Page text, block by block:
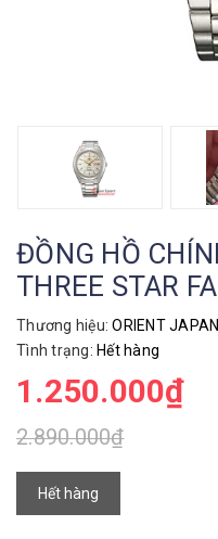
ĐỒNG HỒ
THREE STAR
Thương hiệu: ORIENT JAPAN
Tình trạng: Hết hàng
1.250.000₫
2.890.000₫
Hết hàng